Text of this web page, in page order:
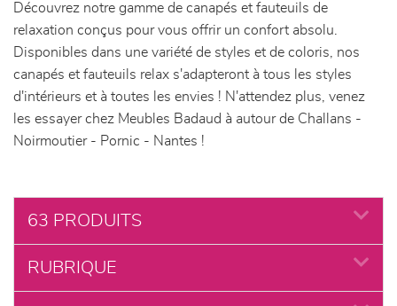
décoration
Découvrez notre gamme de canapés et fauteuils de
relaxation conçus pour vous offrir un confort absolu.
Disponibles dans une variété de styles et de coloris, nos
canapés et fauteuils relax s'adapteront à tous les styles
d'intérieurs et à toutes les envies ! N'attendez plus, venez
les essayer chez Meubles Badaud à autour de Challans -
Noirmoutier - Pornic - Nantes !
63 PRODUITS
RUBRIQUE